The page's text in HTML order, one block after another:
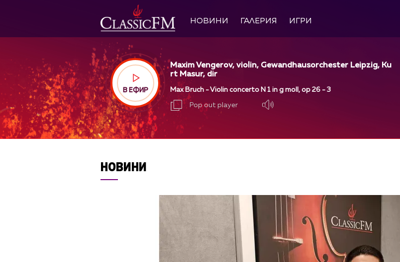
НОВИНИ ГАЛЕРИЯ ИГРИ
В ЕФИР
Maxim Vengerov, violin, Gewandhausorchester Leipzig, Ku
rt Masur, dir
Max Bruch - Violin concerto N 1 in g moll, op 26 - 3
Pop out player
НОВИНИ